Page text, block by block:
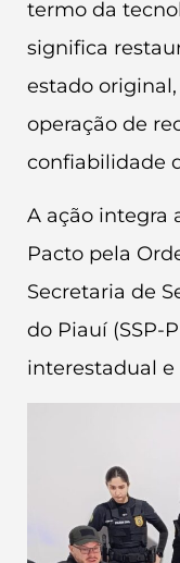
termo da
significa
estado
operação de
confiabilidade
A ação integra
Pacto pela
Secretaria de
do Piauí (SSP-
interestadual e